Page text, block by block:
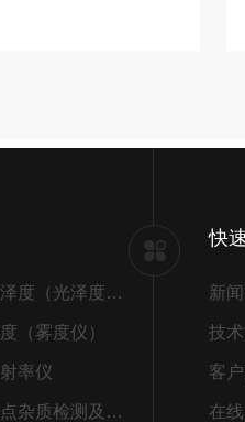
光泽度（光泽度仪）
（雾度仪）
率仪
黑点杂质检测及筛选
快
新
技
客
在